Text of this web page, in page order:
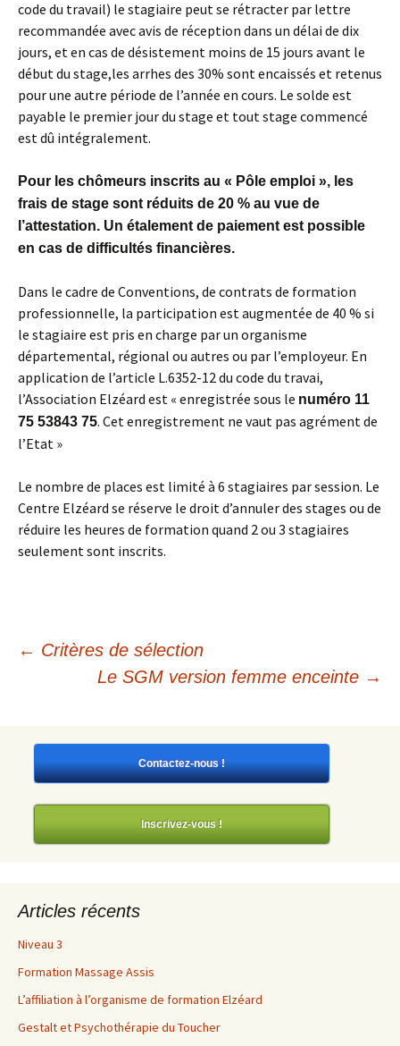
code du travail) le stagiaire peut se rétracter par lettre
recommandée avec avis de réception dans un délai de dix
jours, et en cas de désistement moins de 15 jours avant le
début du stage,les arrhes des 30% sont encaissés et retenus
pour une autre période de l’année en cours. Le solde est
payable le premier jour du stage et tout stage commencé
est dû intégralement.
Pour les chômeurs inscrits au « Pôle emploi », les
frais de stage sont réduits de 20 % au vue de
l’attestation. Un étalement de paiement est possible
en cas de difficultés financières.
Dans le cadre de Conventions, de contrats de formation
professionnelle, la participation est augmentée de 40 % si
le stagiaire est pris en charge par un organisme
départemental, régional ou autres ou par l’employeur. En
application de l’article L.6352-12 du code du travai,
l’Association Elzéard est « enregistrée sous le numéro 11
75 53843 75. Cet enregistrement ne vaut pas agrément de
l’Etat »
Le nombre de places est limité à 6 stagiaires par session. Le
Centre Elzéard se réserve le droit d’annuler des stages ou de
réduire les heures de formation quand 2 ou 3 stagiaires
seulement sont inscrits.
Navigation
articles
← Critères de sélection
Le SGM version femme enceinte →
Contactez-nous !
Inscrivez-vous !
Articles récents
Niveau 3
Formation Massage Assis
L’affiliation à l’organisme de formation Elzéard
Gestalt et Psychothérapie du Toucher